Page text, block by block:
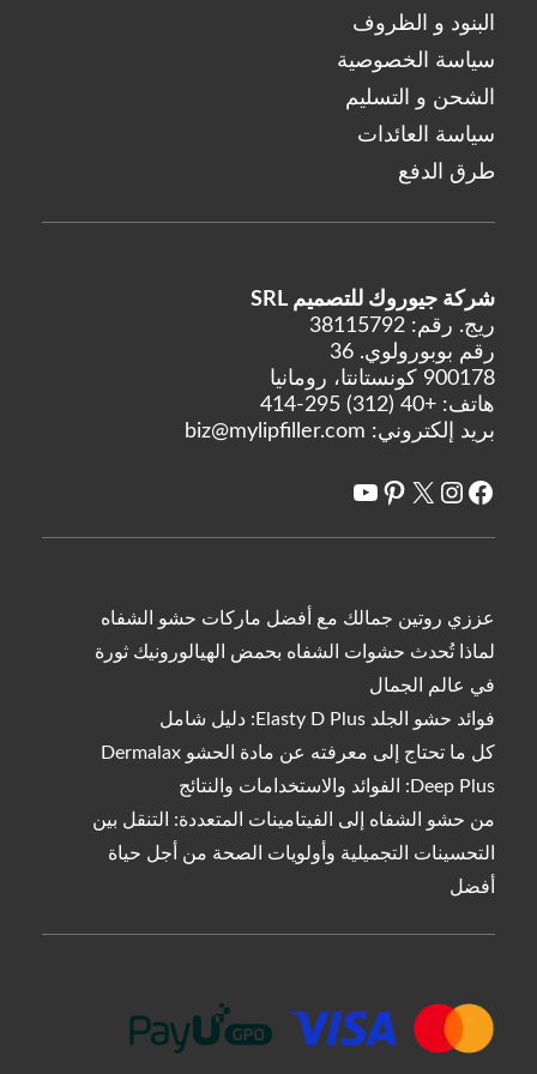
البنود و الظروف
سياسة الخصوصية
الشحن و التسليم
سياسة العائدات
طرق الدفع
شركة جيوروك للتصميم SRL
ريج. رقم: 38115792
رقم بوبورولوي. 36
900178 كونستانتا، رومانيا
هاتف: +40 (312) 295-414
بريد إلكتروني: biz@mylipfiller.com
فيسبوك
انستغرام
X بينتريست
يوتيوب
عززي روتين جمالك مع أفضل ماركات حشو الشفاه
لماذا تُحدث حشوات الشفاه بحمض الهيالورونيك ثورة
في عالم الجمال
فوائد حشو الجلد Elasty D Plus: دليل شامل
كل ما تحتاج إلى معرفته عن مادة الحشو Dermalax
Deep Plus: الفوائد والاستخدامات والنتائج
من حشو الشفاه إلى الفيتامينات المتعددة: التنقل بين
التحسينات التجميلية وأولويات الصحة من أجل حياة
أفضل